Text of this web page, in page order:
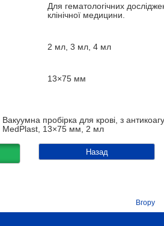
Для гематологічних
клінічної медицини.
2 мл, 3 мл, 4 мл
13×75 мм
Вакуумна пробірка для крові, з
MedPlast, 13×75 мм, 2 мл
Назад
Вгору